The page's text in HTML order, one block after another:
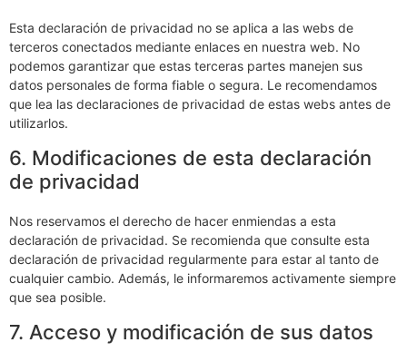
Esta declaración de privacidad no se aplica a las webs de
terceros conectados mediante enlaces en nuestra web. No
podemos garantizar que estas terceras partes manejen sus
datos personales de forma fiable o segura. Le recomendamos
que lea las declaraciones de privacidad de estas webs antes de
utilizarlos.
6. Modificaciones de esta declaración
de privacidad
Nos reservamos el derecho de hacer enmiendas a esta
declaración de privacidad. Se recomienda que consulte esta
declaración de privacidad regularmente para estar al tanto de
cualquier cambio. Además, le informaremos activamente siempre
que sea posible.
7. Acceso y modificación de sus datos